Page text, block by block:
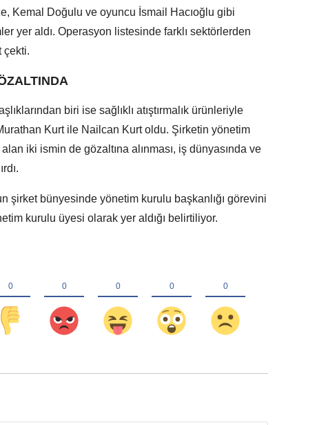
Kemal Doğulu ve oyuncu İsmail Hacıoğlu gibi
yer aldı. Operasyon listesinde farklı sektörlerden
çekti.
biri ise sağlıklı atıştırmalık ürünleriyle
Kurt ile Nailcan Kurt oldu. Şirketin yönetim
iki ismin de gözaltına alınması, iş dünyasında ve
şirket bünyesinde yönetim kurulu başkanlığı görevini
kurulu üyesi olarak yer aldığı belirtiliyor.